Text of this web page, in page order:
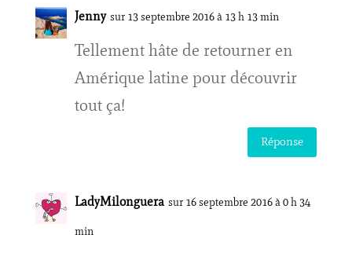
Jenny sur 13 septembre 2016 à 13 h 13 min
Tellement hâte de retourner en
Amérique latine pour découvrir
tout ça!
Réponse
LadyMilonguera sur 16 septembre 2016 à 0 h 34
min